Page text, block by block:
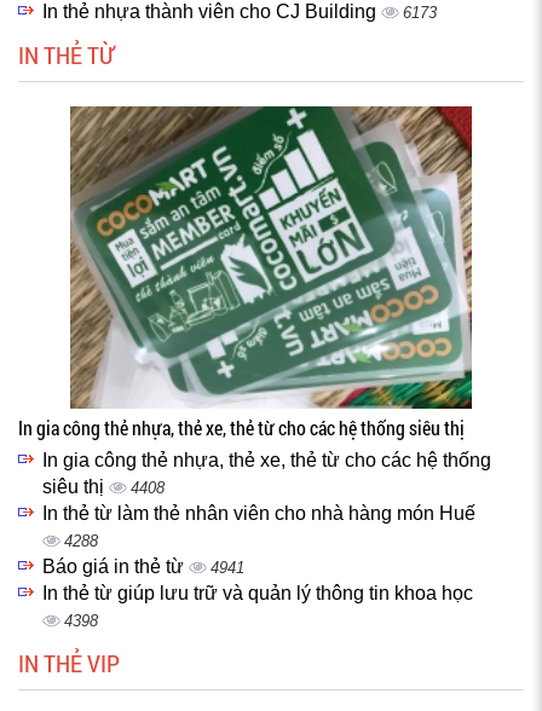
In thẻ nhựa thành viên cho CJ Building 6173
IN THẺ TỪ
In gia công thẻ nhựa, thẻ xe, thẻ từ cho các hệ thống siêu thị
In gia công thẻ nhựa, thẻ xe, thẻ từ cho các hệ thống
siêu thị
4408
In thẻ từ làm thẻ nhân viên cho nhà hàng món Huế
4288
Báo giá in thẻ từ 4941
In thẻ từ giúp lưu trữ và quản lý thông tin khoa học
4398
IN THẺ VIP